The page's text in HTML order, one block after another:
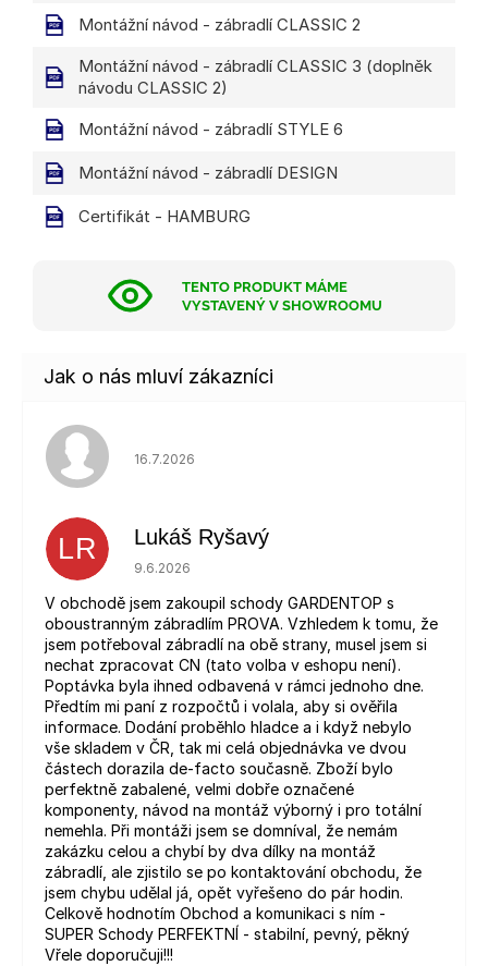
Montážní návod - zábradlí CLASSIC 2
Montážní návod - zábradlí CLASSIC 3 (doplněk
návodu CLASSIC 2)
Montážní návod - zábradlí STYLE 6
Montážní návod - zábradlí DESIGN
Certifikát - HAMBURG
TENTO PRODUKT MÁME
VYSTAVENÝ V SHOWROOMU
Hodnocení obchodu je 5 z 5 hvězdiček.
16.7.2026
LR Lukáš Ryšavý
Hodnocení obchodu je 5 z 5 hvězdiček.
9.6.2026
V obchodě jsem zakoupil schody GARDENTOP s
oboustranným zábradlím PROVA. Vzhledem k tomu, že
jsem potřeboval zábradlí na obě strany, musel jsem si
nechat zpracovat CN (tato volba v eshopu není).
Poptávka byla ihned odbavená v rámci jednoho dne.
Předtím mi paní z rozpočtů i volala, aby si ověřila
informace. Dodání proběhlo hladce a i když nebylo
vše skladem v ČR, tak mi celá objednávka ve dvou
částech dorazila de-facto současně. Zboží bylo
perfektně zabalené, velmi dobře označené
komponenty, návod na montáž výborný i pro totální
nemehla. Při montáži jsem se domníval, že nemám
zakázku celou a chybí by dva dílky na montáž
zábradlí, ale zjistilo se po kontaktování obchodu, že
jsem chybu udělal já, opět vyřešeno do pár hodin.
Celkově hodnotím Obchod a komunikaci s ním -
SUPER Schody PERFEKTNÍ - stabilní, pevný, pěkný
Vřele doporučuji!!!